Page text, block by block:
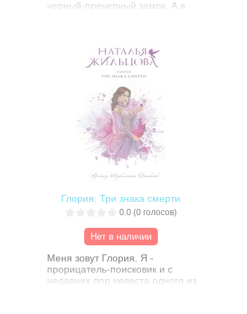
черный-пречерный замок. А в
его боятся, на кладбищах
порядок, а девицы в местных
борделях милы и отзывчивы. Но
однажды черной-пречерной
ночью в замке оказывается
прекрасная юная девственница.
И прекрасная жизнь летит куда-
то… с той самой черной-
пречерной скалы…
Глория. Три знака смерти
0.0 (0 голосов)
Нет в наличии
Меня зовут Глория. Я -
прорицатель-поисковик и с
недавних пор невеста одного из